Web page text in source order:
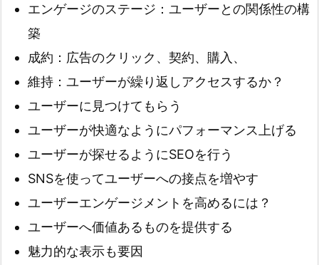
エンゲージのステージ：ユーザーとの関係性の構
築
成約：広告のクリック、契約、購入、
維持：ユーザーが繰り返しアクセスするか？
ユーザーに見つけてもらう
ユーザーが快適なようにパフォーマンス上げる
ユーザーが探せるようにSEOを行う
SNSを使ってユーザーへの接点を増やす
ユーザーエンゲージメントを高めるには？
ユーザーへ価値あるものを提供する
魅力的な表示も要因